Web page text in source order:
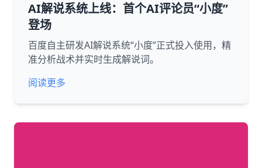
AI解说系统上线：首个AI评论员“小度”
登场
百度自主研发AI解说系统“小度”正式投入使用，精
准分析战术并实时生成解说词。
阅读更多